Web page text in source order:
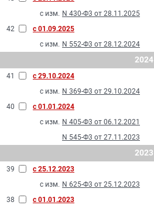
с изм. N 430-Ф3 от 28.11.2025
42
с 01.09.2025
с изм. N 552-Ф3 от 28.12.2024
2024
41
с 29.10.2024
с изм. N 369-Ф3 от 29.10.2024
40
с 01.01.2024
с изм. N 405-Ф3 от 06.12.2021
N 545-Ф3 от 27.11.2023
2023
39
с 25.12.2023
с изм. N 625-Ф3 от 25.12.2023
38
с 01.01.2023